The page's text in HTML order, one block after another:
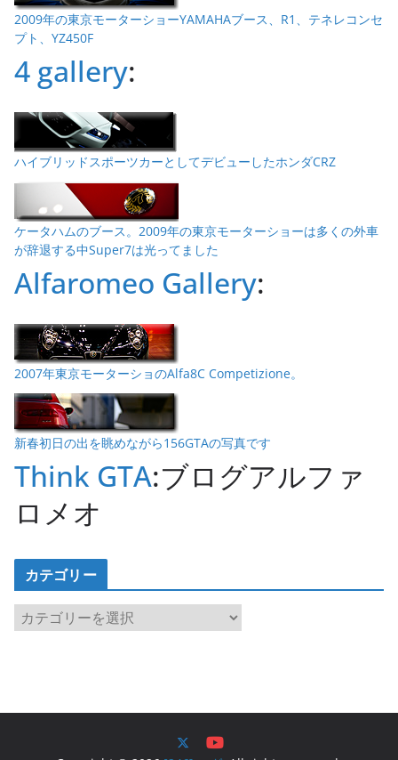
2009年の東京モーターショーYAMAHAブース、R1、テネレコンセ
プト、YZ450F
4 gallery:
ハイブリッドスポーツカーとしてデビューしたホンダCRZ
ケータハムのブース。2009年の東京モーターショーは多くの外車
が辞退する中Super7は光ってました
Alfaromeo Gallery:
2007年東京モーターショのAlfa8C Competizione。
新春初日の出を眺めながら156GTAの写真です
Think GTA:ブログアルファ
ロメオ
カテゴリー
カ
テ